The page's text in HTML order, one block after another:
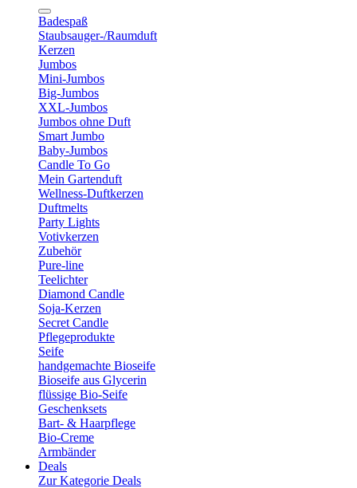
Badespaß
Staubsauger-/Raumduft
Kerzen
Jumbos
Mini-Jumbos
Big-Jumbos
XXL-Jumbos
Jumbos ohne Duft
Smart Jumbo
Baby-Jumbos
Candle To Go
Mein Gartenduft
Wellness-Duftkerzen
Duftmelts
Party Lights
Votivkerzen
Zubehör
Pure-line
Teelichter
Diamond Candle
Soja-Kerzen
Secret Candle
Pflegeprodukte
Seife
handgemachte Bioseife
Bioseife aus Glycerin
flüssige Bio-Seife
Geschenksets
Bart- & Haarpflege
Bio-Creme
Armbänder
Deals
Zur Kategorie Deals